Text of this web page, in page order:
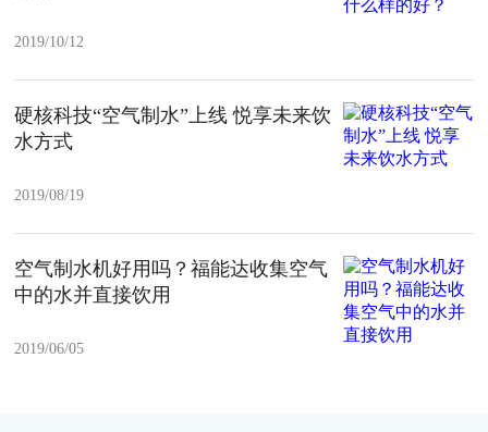
2019/10/12
硬核科技“空气制水”上线 悦享未来饮
水方式
2019/08/19
空气制水机好用吗？福能达收集空气
中的水并直接饮用
2019/06/05